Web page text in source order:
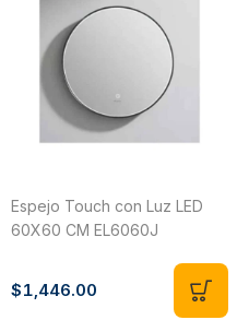
Espejo Touch con Luz LED
60X60 CM EL6060J
$1,446.00